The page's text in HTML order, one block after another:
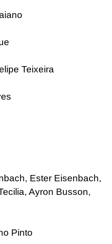
Teixeira
Ester Eisenbach,
Ayron Busson,
Pinto